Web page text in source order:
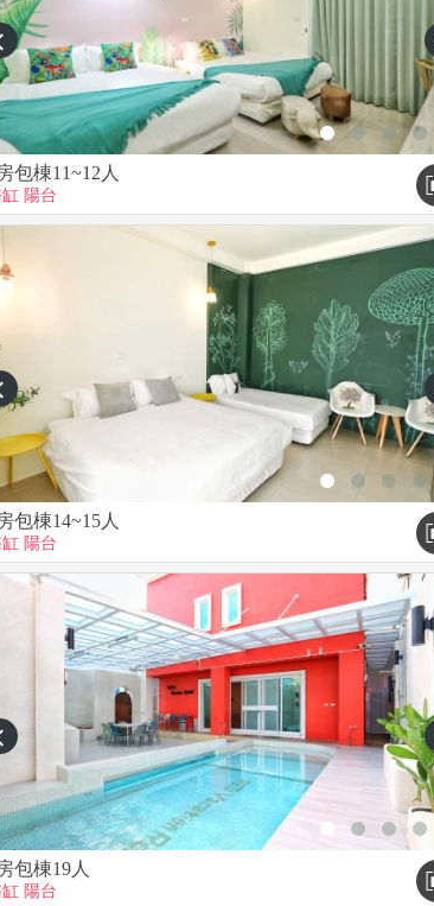
2小時。
償。
將易產生蚊蟻的垃圾打包放至房外陽台處，並隨手關
環境不熟悉，焦慮導致破壞民宿內設施，主人需照價
蚊蟻的垃圾打包放至戶外，並留意隨手關閉紗窗門。
包棟11~12人
陽台
包棟14~15人
陽台
包棟19人
陽台